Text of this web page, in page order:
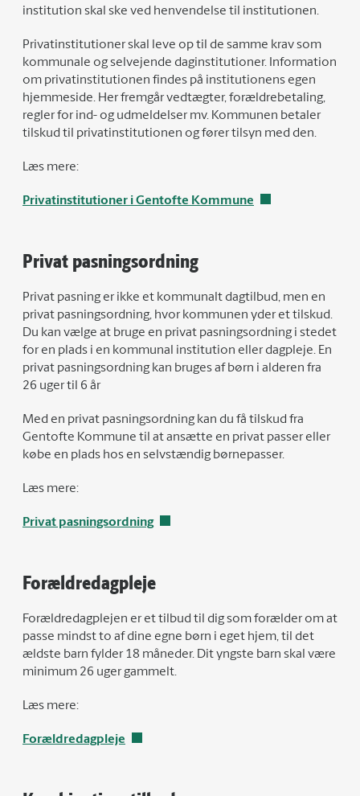
institution skal ske ved henvendelse til institutionen.
Privatinstitutioner skal leve op til de samme krav som
kommunale og selvejende daginstitutioner. Information
om privatinstitutionen findes på institutionens egen
hjemmeside. Her fremgår vedtægter, forældrebetaling,
regler for ind- og udmeldelser mv. Kommunen betaler
tilskud til privatinstitutionen og fører tilsyn med den.
Læs mere:
Privatinstitutioner i Gentofte Kommune
Privat pasningsordning
Privat pasning er ikke et kommunalt dagtilbud, men en
privat pasningsordning, hvor kommunen yder et tilskud.
Du kan vælge at bruge en privat pasningsordning i stedet
for en plads i en kommunal institution eller dagpleje. En
privat pasningsordning kan bruges af børn i alderen fra
26 uger til 6 år
Med en privat pasningsordning kan du få tilskud fra
Gentofte Kommune til at ansætte en privat passer eller
købe en plads hos en selvstændig børnepasser.
Læs mere:
Privat pasningsordning
Forældredagpleje
Forældredagplejen er et tilbud til dig som forælder om at
passe mindst to af dine egne børn i eget hjem, til det
ældste barn fylder 18 måneder. Dit yngste barn skal være
minimum 26 uger gammelt.
Læs mere:
Forældredagpleje